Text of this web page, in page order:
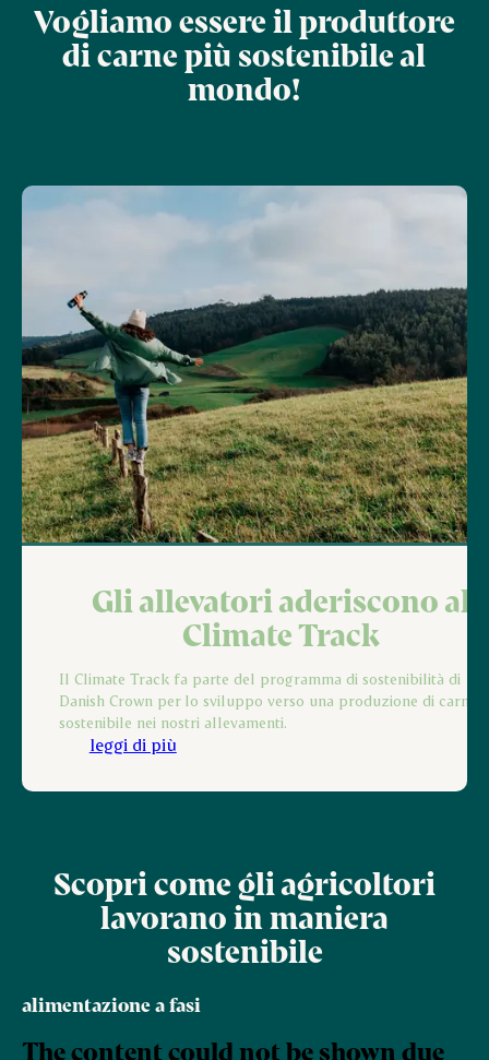
Vogliamo essere il produttore
di carne più sostenibile al
mondo!
Gli allevatori aderiscono al
Climate Track
Il Climate Track fa parte del programma di sostenibilità di
Danish Crown per lo sviluppo verso una produzione di carne
sostenibile nei nostri allevamenti.
leggi di più
Scopri come gli agricoltori
lavorano in maniera
sostenibile
alimentazione a fasi
The content could not be shown due